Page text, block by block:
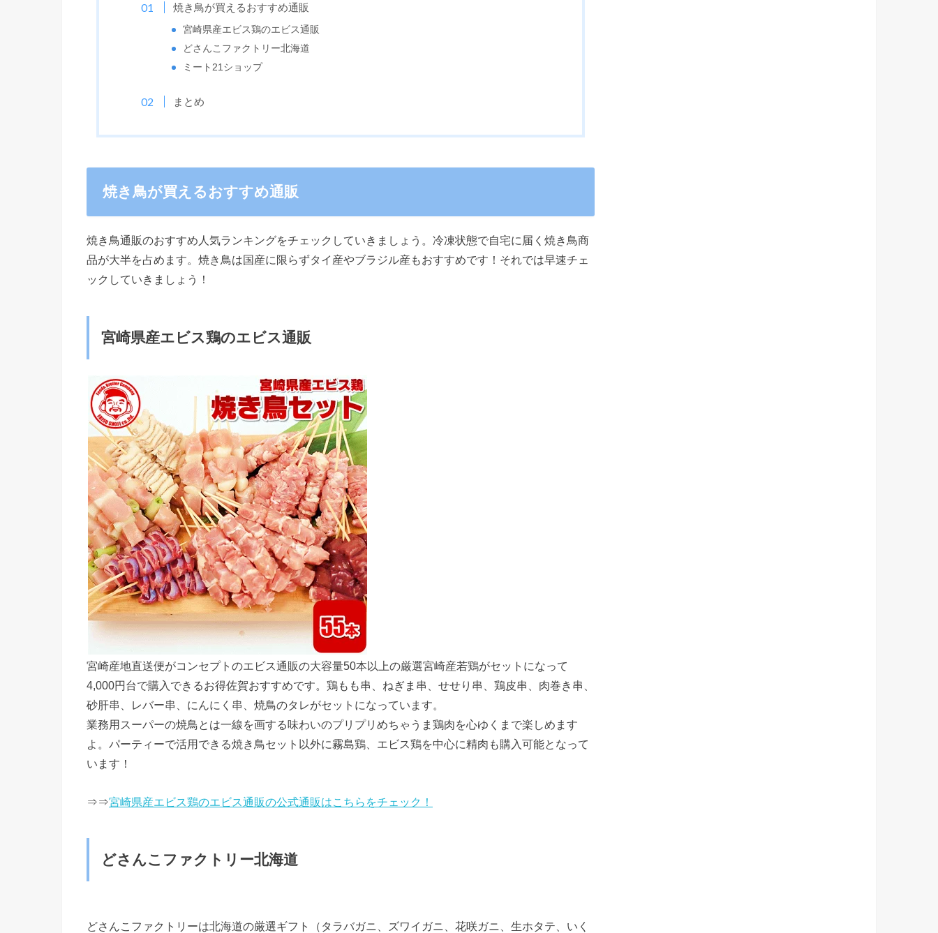
焼き鳥が買えるおすすめ通販
宮崎県産エビス鶏のエビス通販
どさんこファクトリー北海道
ミート21ショップ
まとめ
焼き鳥が買えるおすすめ通販
焼き鳥通販のおすすめ人気ランキングをチェックしていきましょう。冷凍状態で自宅に届く焼き鳥商
品が大半を占めます。焼き鳥は国産に限らずタイ産やブラジル産もおすすめです！それでは早速チェ
ックしていきましょう！
宮崎県産エビス鶏のエビス通販
宮崎産地直送便がコンセプトのエビス通販の大容量50本以上の厳選宮崎産若鶏がセットになって
4,000円台で購入できるお得佐賀おすすめです。鶏もも串、ねぎま串、せせり串、鶏皮串、肉巻き串、
砂肝串、レバー串、にんにく串、焼鳥のタレがセットになっています。
業務用スーパーの焼鳥とは一線を画する味わいのプリプリめちゃうま鶏肉を心ゆくまで楽しめます
よ。パーティーで活用できる焼き鳥セット以外に霧島鶏、エビス鶏を中心に精肉も購入可能となって
います！
⇒⇒宮崎県産エビス鶏のエビス通販の公式通販はこちらをチェック！
どさんこファクトリー北海道
どさんこファクトリーは北海道の厳選ギフト（タラバガニ、ズワイガニ、花咲ガニ、生ホタテ、いく